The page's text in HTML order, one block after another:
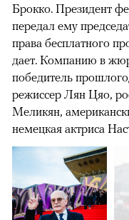
Брокко. Президент
передал ему
права бесплатного
дает. Компанию в
победитель
режиссер Лян Цяо,
Меликян,
немецкая актриса